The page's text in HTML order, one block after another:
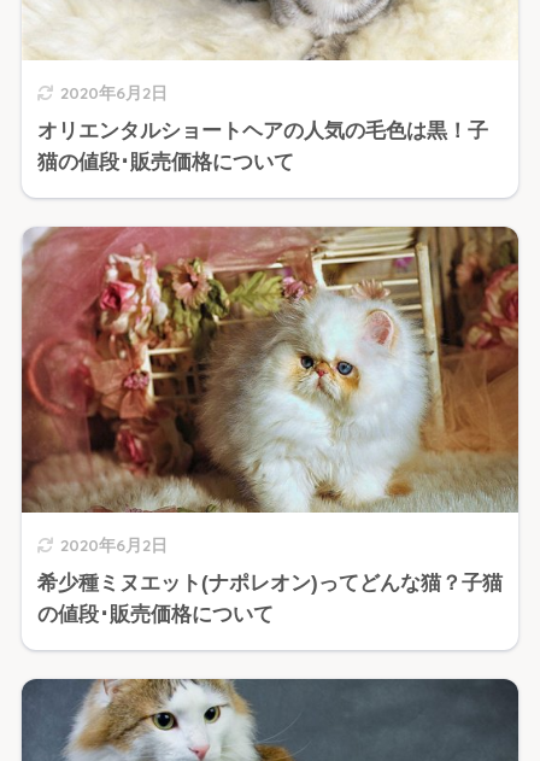
2020年6月2日
オリエンタルショートヘアの人気の毛色は黒！子
猫の値段･販売価格について
2020年6月2日
希少種ミヌエット(ナポレオン)ってどんな猫？子猫
の値段･販売価格について